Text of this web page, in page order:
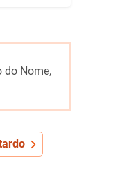
do Nome,